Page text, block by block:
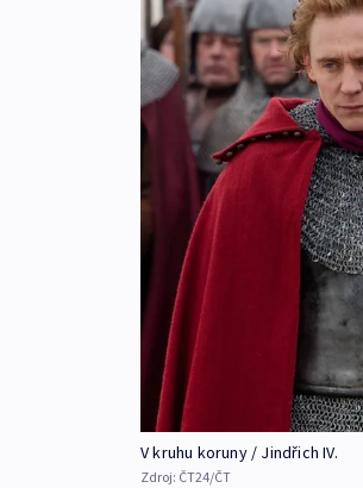
V kruhu koruny / Jindřich IV.
Zdroj: ČT24/ČT